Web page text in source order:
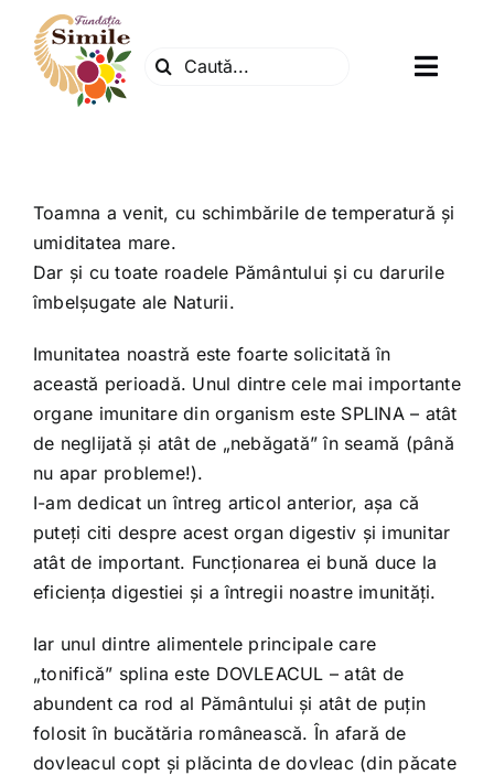
content
Search
Centrul natura
Articole
Dr. Soescu
Evenimente
Shop
Tratamente naturale
Iubim fructele
Toamna a venit, cu schimbările de temperatură şi
umiditatea mare.
Dar şi cu toate roadele Pământului şi cu darurile
îmbelşugate ale Naturii.
Imunitatea noastră este foarte solicitată în
această perioadă. Unul dintre cele mai importante
organe imunitare din organism este SPLINA – atât
de neglijată şi atât de „nebăgată” în seamă (până
nu apar probleme!).
I-am dedicat un întreg articol anterior, aşa că
puteţi citi despre acest organ digestiv şi imunitar
atât de important. Funcţionarea ei bună duce la
eficienţa digestiei şi a întregii noastre imunităţi.
Iar unul dintre alimentele principale care
„tonifică” splina este DOVLEACUL – atât de
abundent ca rod al Pământului şi atât de puţin
folosit în bucătăria românească. În afară de
dovleacul copt şi plăcinta de dovleac (din păcate